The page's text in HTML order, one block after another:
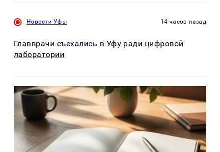
Новости Уфы 14 часов назад
Главврачи съехались в Уфу ради цифровой
лаборатории